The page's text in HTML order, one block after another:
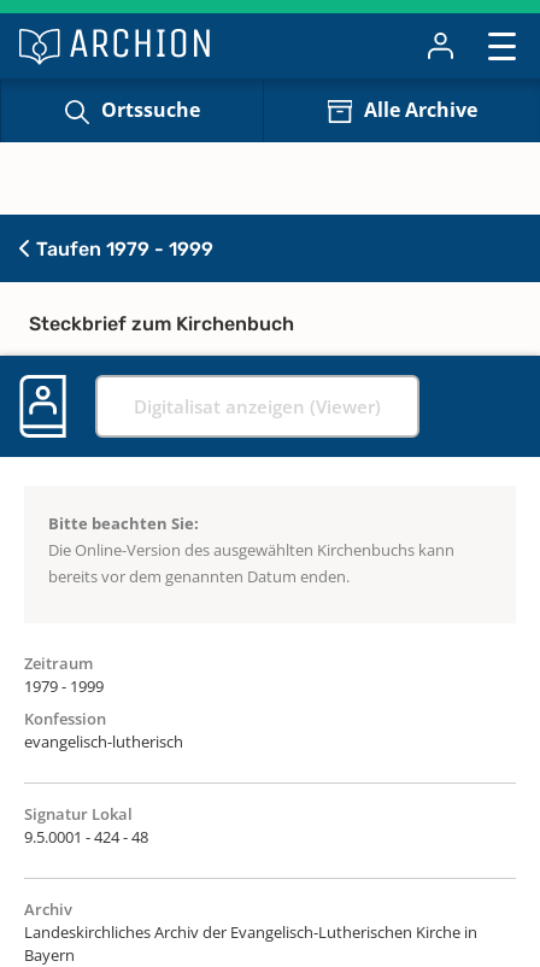
Ortssuche Alle Archive
Taufen 1979 - 1999
Steckbrief zum Kirchenbuch
Digitalisat anzeigen (Viewer)
Bitte beachten Sie:
Die Online-Version des ausgewählten Kirchenbuchs kann
bereits vor dem genannten Datum enden.
Zeitraum
1979 - 1999
Konfession
evangelisch-lutherisch
Signatur Lokal
9.5.0001 - 424 - 48
Archiv
Landeskirchliches Archiv der Evangelisch-Lutherischen Kirche in
Bayern